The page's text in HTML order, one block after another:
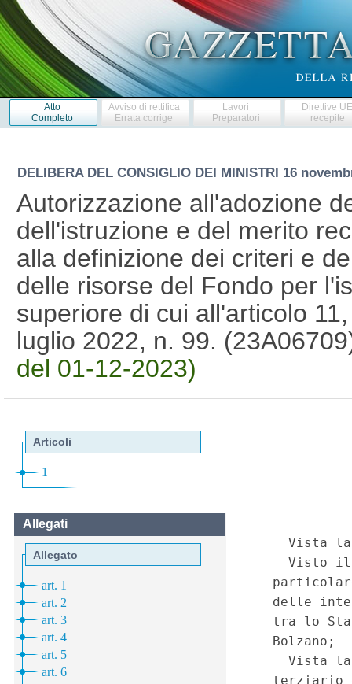
Atto
Completo
Avviso di rettifica
Errata corrige
Lavori
Preparatori
Direttive
recepite
DELIBERA DEL CONSIGLIO DEI MINISTRI 16
Autorizzazione all'adozione
dell'istruzione e del merito
alla definizione dei criteri e
delle risorse del Fondo per
superiore di cui all'articolo
luglio 2022, n. 99.
del 01-12-2023)